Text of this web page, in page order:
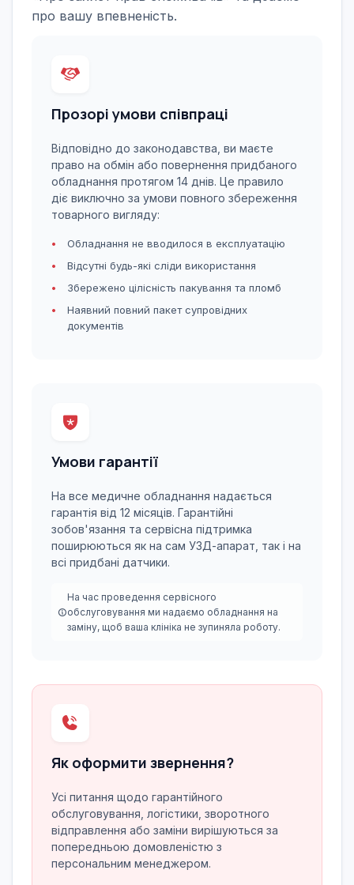
про вашу впевненість.
Прозорі умови співпраці
Відповідно до законодавства, ви маєте
право на обмін або повернення придбаного
обладнання протягом 14 днів. Це правило
діє виключно за умови повного збереження
товарного вигляду:
Обладнання не вводилося в експлуатацію
Відсутні будь-які сліди використання
Збережено цілісність пакування та пломб
Наявний повний пакет супровідних
документів
Умови гарантії
На все медичне обладнання надається
гарантія від 12 місяців. Гарантійні
зобов'язання та сервісна підтримка
поширюються як на сам УЗД-апарат, так і на
всі придбані датчики.
На час проведення сервісного
обслуговування ми надаємо обладнання на
заміну, щоб ваша клініка не зупиняла роботу.
Як оформити звернення?
Усі питання щодо гарантійного
обслуговування, логістики, зворотного
відправлення або заміни вирішуються за
попередньою домовленістю з
персональним менеджером.